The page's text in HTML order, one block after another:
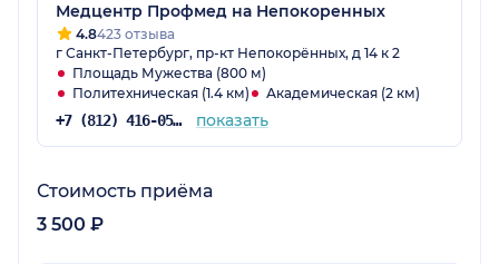
Медцентр Профмед на Непокоренных
4.8423 отзыва
г Санкт-Петербург, пр-кт Непокорённых, д 14 к 2
Площадь Мужества (800 м)
Политехническая (1.4 км)
Академическая (2 км)
+7 (812) 416-05-66 показать
Стоимость приёма
3 500 ₽